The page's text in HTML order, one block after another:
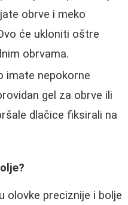
obrve i meko
će ukloniti oštre
obrvama.
imate nepokorne
gel za obrve ili
dlačice fiksirali na
olovke preciznije i bolje